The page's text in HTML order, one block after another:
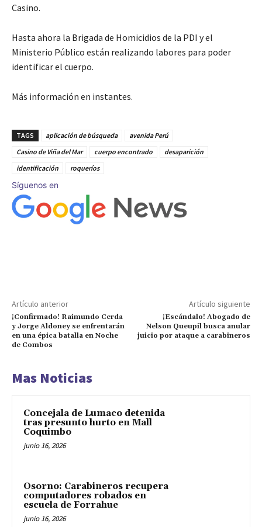
Casino.
Hasta ahora la Brigada de Homicidios de la PDI y el
Ministerio Público están realizando labores para poder
identificar el cuerpo.
Más información en instantes.
TAGS aplicación de búsqueda
avenida Perú
Casino de Viña del Mar
cuerpo encontrado
desaparición
identificación
roqueríos
Síguenos en
Artículo anterior
¡Confirmado! Raimundo Cerda
y Jorge Aldoney se enfrentarán
en una épica batalla en Noche
de Combos
Artículo siguiente
¡Escándalo! Abogado de
Nelson Queupil busca anular
juicio por ataque a carabineros
Mas Noticias
Concejala de Lumaco detenida
tras presunto hurto en Mall
Coquimbo
junio 16, 2026
Osorno: Carabineros recupera
computadores robados en
escuela de Forrahue
junio 16, 2026